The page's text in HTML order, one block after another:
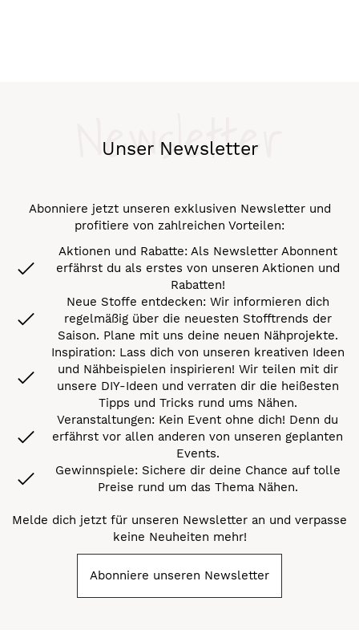
Unser Newsletter
Newsletter
Abonniere jetzt unseren exklusiven Newsletter und
profitiere von zahlreichen Vorteilen:
Aktionen und Rabatte: Als Newsletter Abonnent
erfährst du als erstes von unseren Aktionen und
Rabatten!
Neue Stoffe entdecken: Wir informieren dich
regelmäßig über die neuesten Stofftrends der
Saison. Plane mit uns deine neuen Nähprojekte.
Inspiration: Lass dich von unseren kreativen Ideen
und Nähbeispielen inspirieren! Wir teilen mit dir
unsere DIY-Ideen und verraten dir die heißesten
Tipps und Tricks rund ums Nähen.
Veranstaltungen: Kein Event ohne dich! Denn du
erfährst vor allen anderen von unseren geplanten
Events.
Gewinnspiele: Sichere dir deine Chance auf tolle
Preise rund um das Thema Nähen.
Melde dich jetzt für unseren Newsletter an und verpasse
keine Neuheiten mehr!
Abonniere unseren Newsletter